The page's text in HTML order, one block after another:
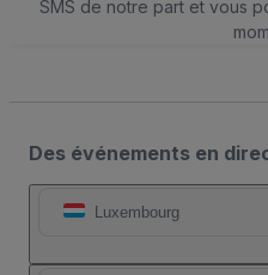
SMS de notre part et vous
Des événements en
Luxembourg